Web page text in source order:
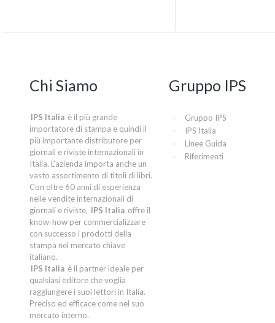
Chi Siamo
IPS Italia è il più grande
importatore di stampa e quindi il
più importante distributore per
giornali e riviste internazionali in
Italia. L'azienda importa anche un
vasto assortimento di titoli di libri.
Con oltre 60 anni di esperienza
nelle vendite internazionali di
giornali e riviste, IPS Italia offre il
know-how per commercializzare
con successo i prodotti della
stampa nel mercato chiave
italiano.
IPS Italia è il partner ideale per
qualsiasi editore che voglia
raggiungere i suoi lettori in Italia.
Preciso ed efficace come nel suo
mercato interno.
Gruppo IPS
Gruppo IPS
IPS Italia
Linee Guida
Riferimenti